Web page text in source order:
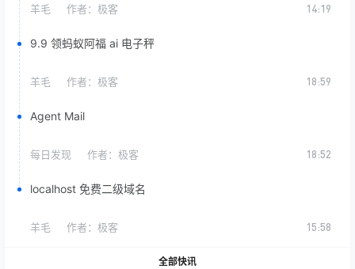
羊毛 作者： 极客 14:19
9.9 领蚂蚁阿福 ai 电子秤
羊毛 作者： 极客 18:59
Agent Mail
每日发现 作者： 极客 18:52
localhost 免费二级域名
羊毛 作者： 极客 15:58
全部快讯